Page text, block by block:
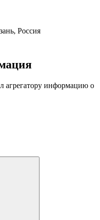
Россия
агрегатору информацию о